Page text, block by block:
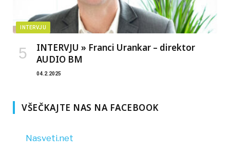
INTERVJU
INTERVJU » Franci Urankar – direktor
AUDIO BM
04.2.2025
VŠEČKAJTE NAS NA FACEBOOK
Nasveti.net